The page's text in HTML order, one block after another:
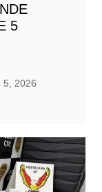
5
5, 2026